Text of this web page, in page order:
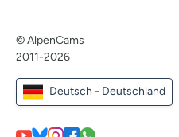
© AlpenCams
2011-2026
Deutsch - Deutschland